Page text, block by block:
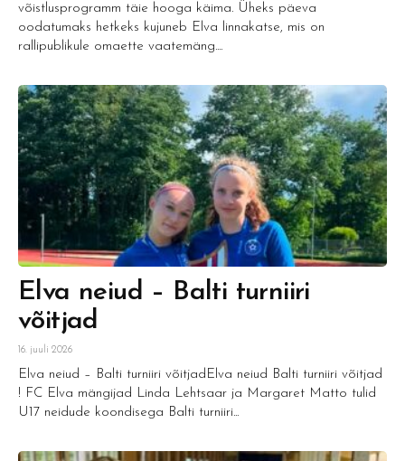
võistlusprogramm täie hooga käima. Üheks päeva
oodatumaks hetkeks kujuneb Elva linnakatse, mis on
rallipublikule omaette vaatemäng....
Elva neiud – Balti turniiri
võitjad
16. juuli 2026
Elva neiud – Balti turniiri võitjadElva neiud Balti turniiri võitjad
! FC Elva mängijad Linda Lehtsaar ja Margaret Matto tulid
U17 neidude koondisega Balti turniiri...